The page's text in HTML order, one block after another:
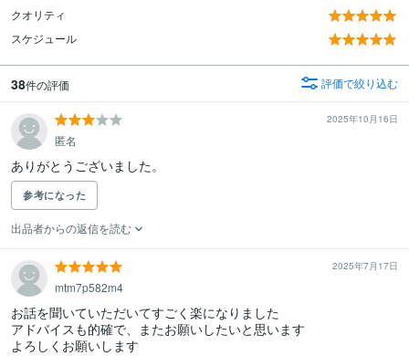
クオリティ
スケジュール
38件の評価 評価で絞り込む
2025年10月16日
匿名
ありがとうございました。
参考になった
出品者からの返信を読む
2025年7月17日
mtm7p582m4
お話を聞いていただいてすごく楽になりました
アドバイスも的確で、またお願いしたいと思います
よろしくお願いします